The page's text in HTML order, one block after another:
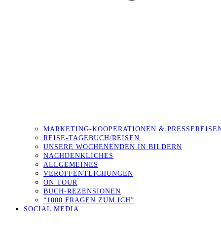
MARKETING-KOOPERATIONEN &
REISE-TAGEBUCH/REISEN
UNSERE WOCHENENDEN IN BILDERN
NACHDENKLICHES
ALLGEMEINES
VERÖFFENTLICHUNGEN
ON TOUR
BUCH-REZENSIONEN
“1000 FRAGEN ZUM ICH”
SOCIAL MEDIA